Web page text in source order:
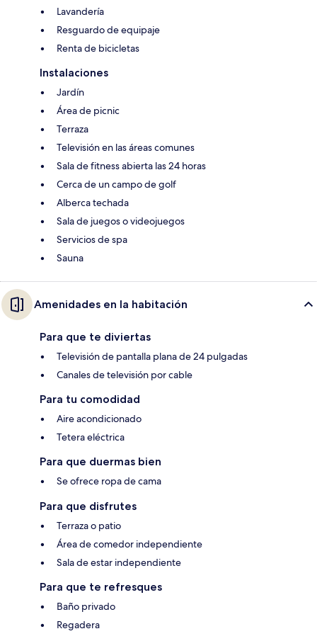
Lavandería
Resguardo de equipaje
Renta de bicicletas
Instalaciones
Jardín
Área de picnic
Terraza
Televisión en las áreas comunes
Sala de fitness abierta las 24 horas
Cerca de un campo de golf
Alberca techada
Sala de juegos o videojuegos
Servicios de spa
Sauna
Amenidades en la habitación
Para que te diviertas
Televisión de pantalla plana de 24 pulgadas
Canales de televisión por cable
Para tu comodidad
Aire acondicionado
Tetera eléctrica
Para que duermas bien
Se ofrece ropa de cama
Para que disfrutes
Terraza o patio
Área de comedor independiente
Sala de estar independiente
Para que te refresques
Baño privado
Regadera